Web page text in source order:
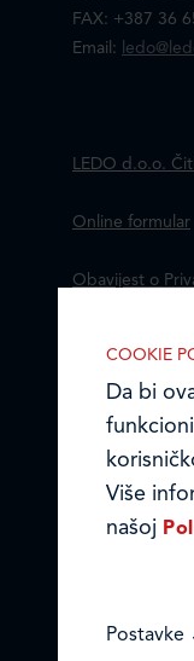
FAX: +387 36
Email:
LEDO d.o.o.
Online formular
Obavijest o
Kodeks
© Ledo d.o.o.
COOKIE
Da bi
Više
našoj
Postavke